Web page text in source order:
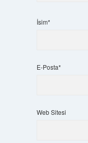
İsim*
E-Posta*
Web Sitesi